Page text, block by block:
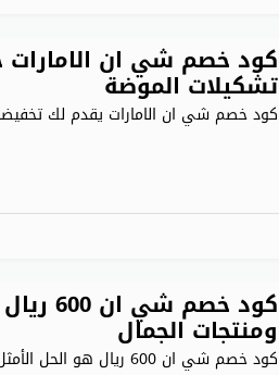
تشكيلات الموضة
كود خصم شي ان الامارات يقدم لك
كود
ومنتجات الجمال
كود خصم شي ان 600 ريال هو الحل الأمثل لتوفير